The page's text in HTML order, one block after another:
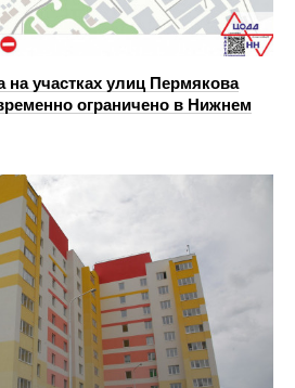
на участках улиц Пермякова
ограничено в Нижнем